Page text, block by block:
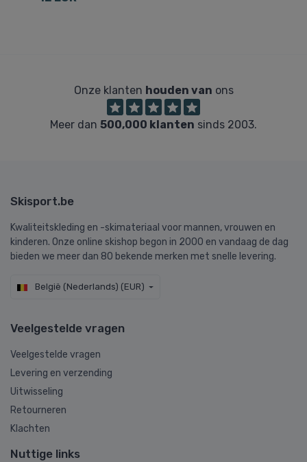
Onze klanten houden van ons
Meer dan 500,000 klanten sinds 2003.
Skisport.be
Kwaliteitskleding en -skimateriaal voor mannen, vrouwen en
kinderen. Onze online skishop begon in 2000 en vandaag de dag
bieden we meer dan 80 bekende merken met snelle levering.
België (Nederlands) (EUR)
Veelgestelde vragen
Veelgestelde vragen
Levering en verzending
Uitwisseling
Retourneren
Klachten
Nuttige links